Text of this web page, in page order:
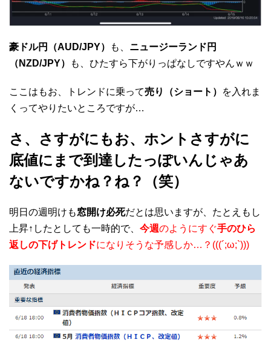
豪ドル円（AUD/JPY） も、 ニュージーランド円
（NZD/JPY）
も、ひたすら下がりっぱなしですやんｗｗ
ここはもお、トレンドに乗って売り（ショート）
を入れま
くってやりたいところですが…
さ、さすがにもお、ホントさすがに
底値にまで到達したっぽいんじゃあ
ないですかね？ね？（笑）
明日の週明けも窓開け必死だとは思いますが、たとえもし
上昇↑したとしても一時的で、 今週のようにすぐ手のひら
返しの下げトレンドになりそうな予感しか…？(((´;ω;`)))